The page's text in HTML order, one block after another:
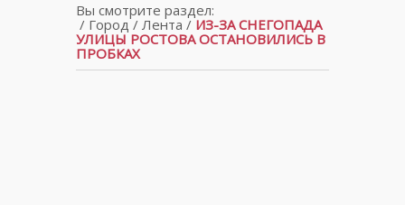
Вы смотрите раздел:
/ Город/ Лента / ИЗ-ЗА СНЕГОПАДА
УЛИЦЫ РОСТОВА ОСТАНОВИЛИСЬ В
ПРОБКАХ